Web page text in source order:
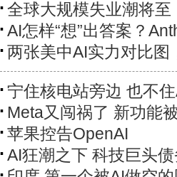
全球大规模失业潮将
AI怎样“想”出答案？
两张美中AI实力对比图
宁住核电站旁边 也不
Meta又闯祸了 新功能
苹果控告OpenAI
AI狂潮之下 科技巨头